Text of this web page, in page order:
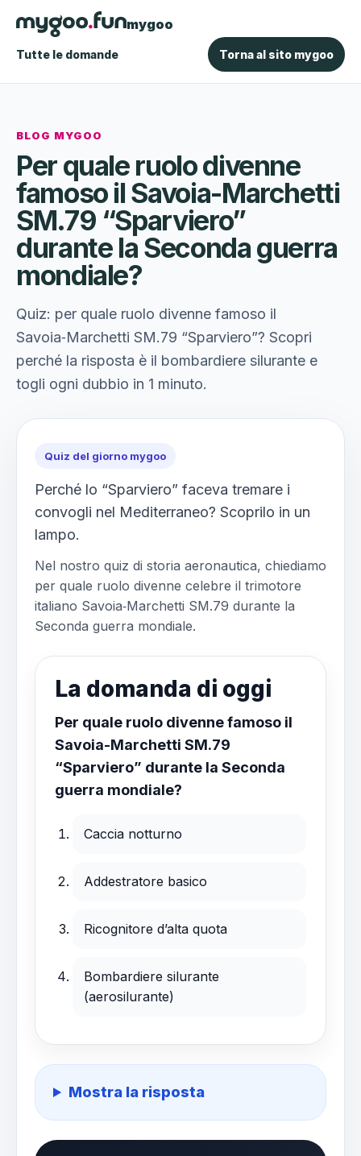
mygoo
Tutte le domande Torna al sito mygoo
BLOG MYGOO
Per quale ruolo divenne
famoso il Savoia-Marchetti
SM.79 “Sparviero”
durante la Seconda guerra
mondiale?
Quiz: per quale ruolo divenne famoso il
Savoia‑Marchetti SM.79 “Sparviero”? Scopri
perché la risposta è il bombardiere silurante e
togli ogni dubbio in 1 minuto.
Quiz del giorno mygoo
Perché lo “Sparviero” faceva tremare i
convogli nel Mediterraneo? Scoprilo in un
lampo.
Nel nostro quiz di storia aeronautica, chiediamo
per quale ruolo divenne celebre il trimotore
italiano Savoia‑Marchetti SM.79 durante la
Seconda guerra mondiale.
La domanda di oggi
Per quale ruolo divenne famoso il
Savoia-Marchetti SM.79
“Sparviero” durante la Seconda
guerra mondiale?
Caccia notturno
Addestratore basico
Ricognitore d’alta quota
Bombardiere silurante
(aerosilurante)
Mostra la risposta